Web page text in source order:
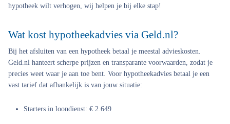
hypotheek wilt verhogen, wij helpen je bij elke stap!
Wat kost hypotheekadvies via Geld.nl?
Bij het afsluiten van een hypotheek betaal je meestal advieskosten.
Geld.nl hanteert scherpe prijzen en transparante voorwaarden, zodat je
precies weet waar je aan toe bent. Voor hypotheekadvies betaal je een
vast tarief dat afhankelijk is van jouw situatie:
Starters in loondienst: € 2.649